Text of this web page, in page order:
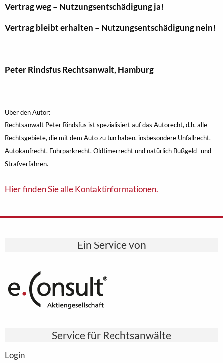
Vertrag weg – Nutzungsentschädigung ja!
Vertrag bleibt erhalten – Nutzungsentschädigung nein!
Peter Rindsfus Rechtsanwalt, Hamburg
Über den Autor:
Rechtsanwalt Peter Rindsfus ist spezialisiert auf das Autorecht, d.h. alle
Rechtsgebiete, die mit dem Auto zu tun haben, insbesondere Unfallrecht,
Autokaufrecht, Fuhrparkrecht, Oldtimerrecht und natürlich Bußgeld- und
Strafverfahren.
Hier finden Sie alle Kontaktinformationen.
Ein Service von
Service für Rechtsanwälte
Login